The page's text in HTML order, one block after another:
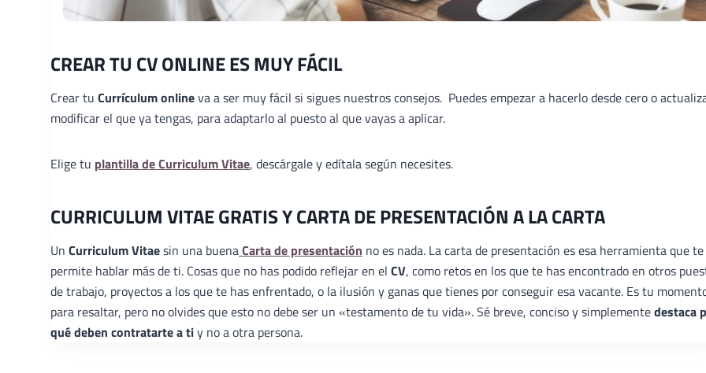
CREAR TU CV ONLINE ES MUY FÁCIL
Crear tu Currículum onlineva a ser muy fácil si sigues nuestros consejos. Puedes empezar a hacerlo desde cero o
modificar el que ya tengas, para adaptarlo al puesto al que vayas a aplicar.
Elige tu plantilla de Curriculum Vitae, descárgale y edítala según necesites.
CURRICULUM VITAE GRATIS Y CARTA DE PRESENTACIÓN A LA CARTA
Un Curriculum Vitaesin una buenaCarta de presentación no es nada. La carta de presentación es esa herramienta que te
permite hablar más de ti. Cosas que no has podido reflejar en el CV, como retos en los que te has encontrado en otros
de trabajo, proyectos a los que te has enfrentado, o la ilusión y ganas que tienes por conseguir esa vacante. Es tu
para resaltar, pero no olvides que esto no debe ser un «testamento de tu vida». Sé breve, conciso y simplementedestaca
qué deben contratarte a tiy no a otra persona.